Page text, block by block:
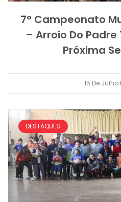
7º Campeonato
– Arroio Do
Próxima
15 De Julho
DESTAQUES